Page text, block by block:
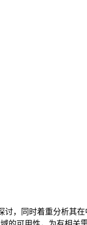
讨，同时着重分析其